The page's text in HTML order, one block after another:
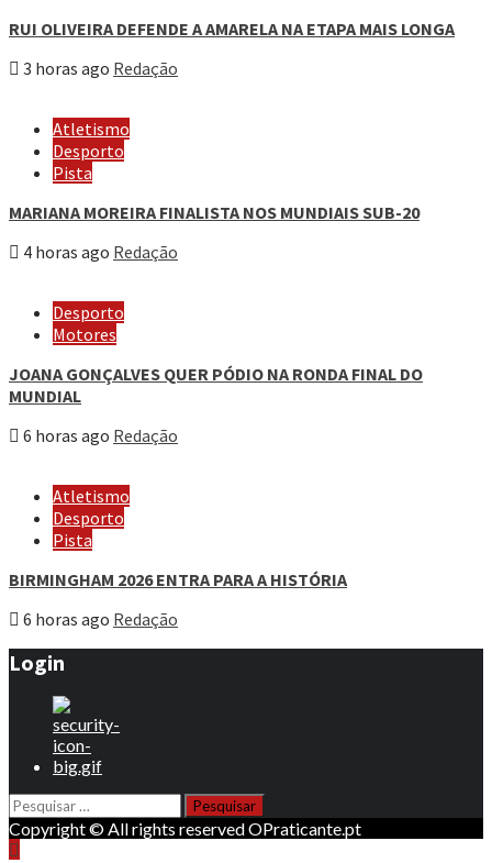
RUI OLIVEIRA DEFENDE A AMARELA NA ETAPA MAIS LONGA
3 horas ago Redação
Atletismo
Desporto
Pista
MARIANA MOREIRA FINALISTA NOS MUNDIAIS SUB-20
4 horas ago Redação
Desporto
Motores
JOANA GONÇALVES QUER PÓDIO NA RONDA FINAL DO
MUNDIAL
6 horas ago Redação
Atletismo
Desporto
Pista
BIRMINGHAM 2026 ENTRA PARA A HISTÓRIA
6 horas ago Redação
Login
Pesquisar
por:
Copyright © All rights reserved OPraticante.pt